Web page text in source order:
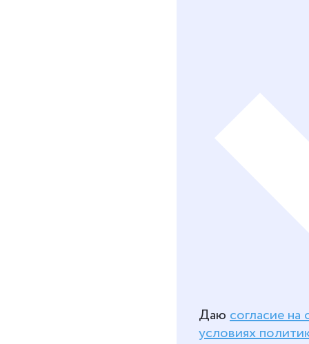
Даю согласие
условиях